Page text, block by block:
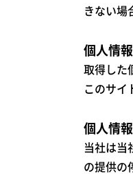
きない場
個人情
取得した
このサイ
個人情
当社は当
の提供の